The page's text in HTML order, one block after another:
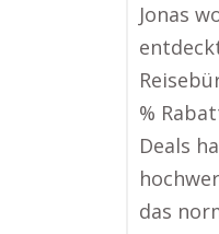
Jonas
%
Deals
das